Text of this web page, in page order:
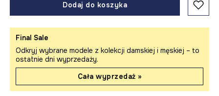
Dodaj do koszyka
Final Sale
Odkryj wybrane modele z kolekcji damskiej i męskiej – to
ostatnie dni wyprzedaży.
Cała wyprzedaż »